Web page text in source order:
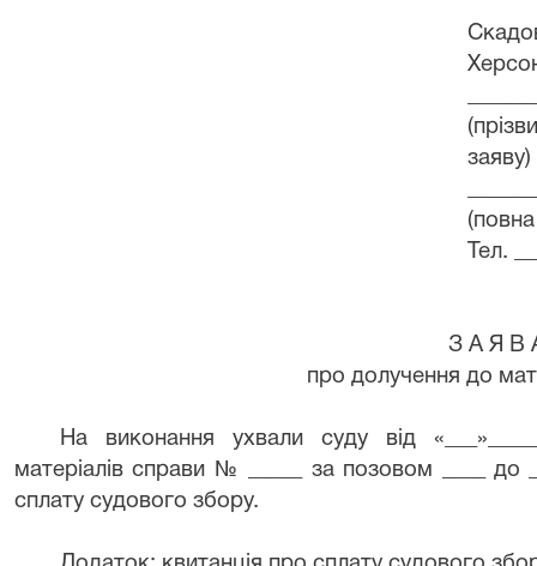
заяву)
Тел.
З А Я В
про долучення до
На виконання ухвали суду від
матеріалів справи № _____ за позовом ____ до
сплату судового збору.